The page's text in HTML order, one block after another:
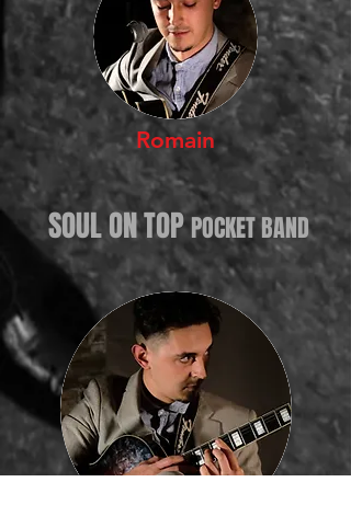
Romain
SOUL ON TOPPOCKET BAND